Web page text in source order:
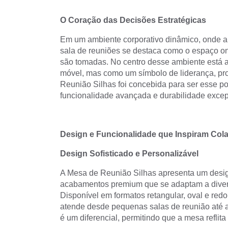
O Coração das Decisões Estratégicas
Em um ambiente corporativo dinâmico, onde
sala de reuniões se destaca como o espaço
são tomadas. No centro desse ambiente está
móvel, mas como um símbolo de liderança,
Reunião Silhas foi concebida para ser esse
funcionalidade avançada e durabilidade
Design e Funcionalidade que Inspiram
Design Sofisticado e Personalizável
A Mesa de Reunião Silhas apresenta um
acabamentos premium que se adaptam a
Disponível em formatos retangular, oval e
atende desde pequenas salas de reunião até
é um diferencial, permitindo que a mesa